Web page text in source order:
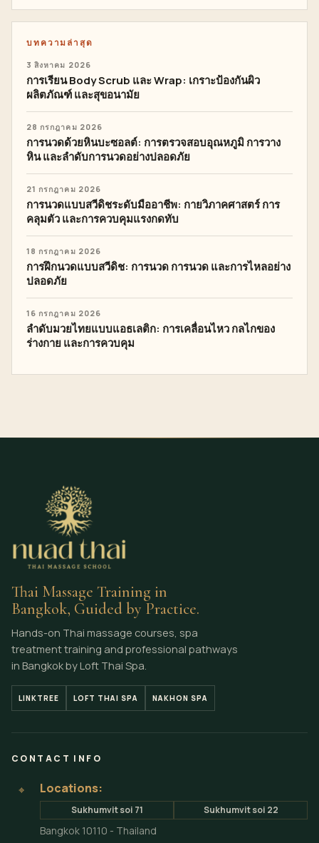
บทความล่าสุด
3 สิงหาคม 2026
การเรียน Body Scrub และ Wrap: เกราะป้องกันผิว
ผลิตภัณฑ์ และสุขอนามัย
28 กรกฎาคม 2026
การนวดด้วยหินบะซอลต์: การตรวจสอบอุณหภูมิ การวาง
หิน และลำดับการนวดอย่างปลอดภัย
21 กรกฎาคม 2026
การนวดแบบสวีดิชระดับมืออาชีพ: กายวิภาคศาสตร์ การ
คลุมตัว และการควบคุมแรงกดทับ
18 กรกฎาคม 2026
การฝึกนวดแบบสวีดิช: การนวด การนวด และการไหลอย่าง
ปลอดภัย
16 กรกฎาคม 2026
ลำดับมวยไทยแบบแอธเลติก: การเคลื่อนไหว กลไกของ
ร่างกาย และการควบคุม
Thai Massage Training in
Bangkok, Guided by Practice.
Hands-on Thai massage courses, spa
treatment training and professional pathways
in Bangkok by Loft Thai Spa.
LINKTREE LOFT THAI SPA NAKHON SPA
CONTACT INFO
⌖ Locations:
Sukhumvit soi 71 Sukhumvit soi 22
Bangkok 10110 - Thailand